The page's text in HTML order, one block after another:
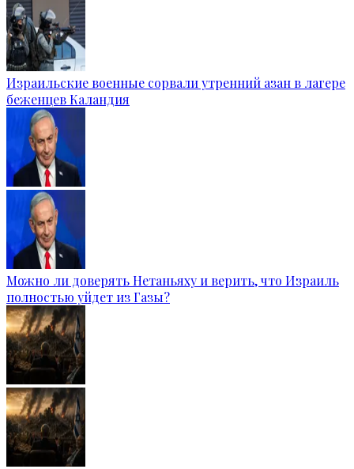
Израильские военные сорвали утренний азан в лагере
беженцев Каландия
Можно ли доверять Нетаньяху и верить, что Израиль
полностью уйдет из Газы?